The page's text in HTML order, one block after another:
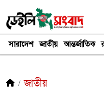
সারাদেশ জাতীয় আন্তর্জাতিক
জাতীয়